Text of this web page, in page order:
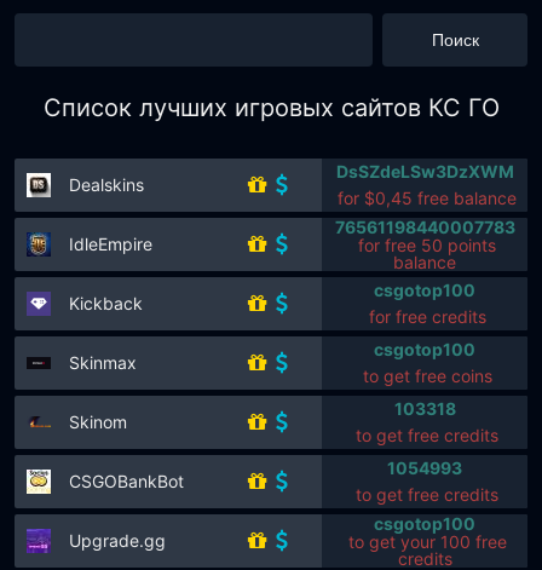
КС ГО Креш Лотерея Открытие кейсов Покер
Продажа скинов Рулетка Скилл Слот
Cайты ставок Трейд бот Мины Ставки на Матчи
Бинго Крипто Казино Онлайн казино VGO Скины
Список лучших игровых сайтов КС ГО
Dealskins
DsSZdeLSw3DzXWM
for $0,45 free balance
IdleEmpire
76561198440007783
for free 50 points
balance
Kickback
csgotop100
for free credits
Skinmax
csgotop100
to get free coins
Skinom
103318
to get free credits
CSGOBankBot
1054993
to get free credits
Upgrade.gg
csgotop100
to get your 100 free
credits